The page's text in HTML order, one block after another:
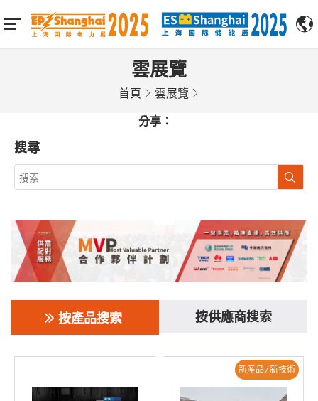
雲展覽
首頁 雲展覽
分享：
搜尋
按產品搜索 按供應商搜索
新産品 / 新技術